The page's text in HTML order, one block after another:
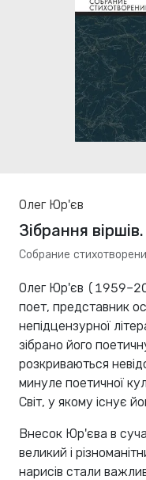
Олег Юр'єв
Зібрання
Собрание
Олег Юр'єв
поет, представник
непідцензурної
зібрано його
розкриваються
минуле поетичної
Світ, у якому існує
Внесок Юр'єва в
великий і
нарисів стали